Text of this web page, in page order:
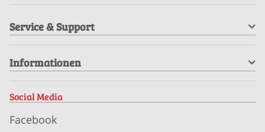
Service & Support
Informationen
Social Media
Facebook